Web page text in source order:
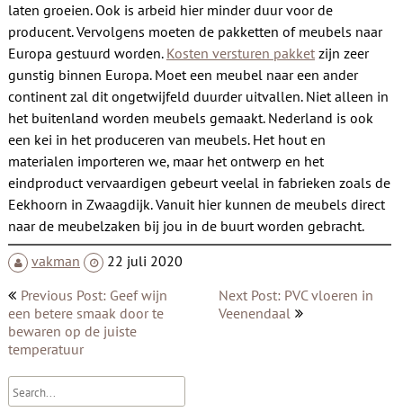
laten groeien. Ook is arbeid hier minder duur voor de
producent. Vervolgens moeten de pakketten of meubels naar
Europa gestuurd worden. Kosten versturen pakketzijn zeer
gunstig binnen Europa. Moet een meubel naar een ander
continent zal dit ongetwijfeld duurder uitvallen. Niet alleen in
het buitenland worden meubels gemaakt. Nederland is ook
een kei in het produceren van meubels. Het hout en
materialen importeren we, maar het ontwerp en het
eindproduct vervaardigen gebeurt veelal in fabrieken zoals de
Eekhoorn in Zwaagdijk. Vanuit hier kunnen de meubels direct
naar de meubelzaken bij jou in de buurt worden gebracht.
vakman
22 juli 2020
Bericht
navigatie
Previous Post: Geef wijn
een betere smaak door te
bewaren op de juiste
temperatuur
Next Post: PVC vloeren in
Veenendaal